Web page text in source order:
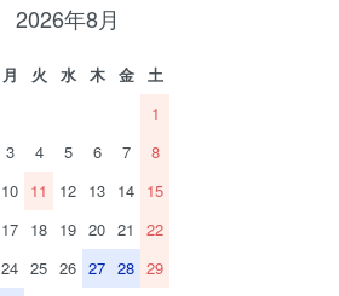
2026年8月
月 火 水 木 金
土
1
3 4 5 6 7
8
10 11 12 13 14 15
17 18 19 20 21
22
24 25 26 27 28 29